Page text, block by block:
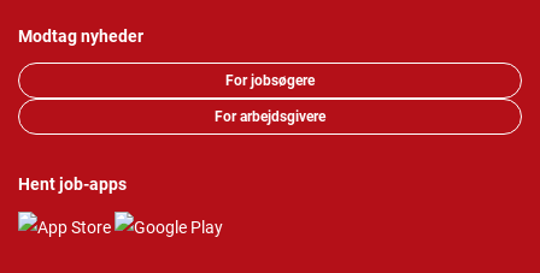
Modtag nyheder
For jobsøgere
For arbejdsgivere
Hent job-apps